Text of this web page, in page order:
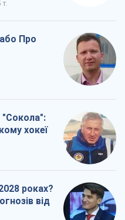
т.
Про
"Сокола":
хокеї
роках?
від